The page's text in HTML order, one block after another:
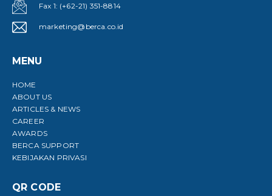
Fax 1: (+62-21) 351-8814
marketing@berca.co.id
MENU
HOME
ABOUT US
ARTICLES & NEWS
CAREER
AWARDS
BERCA SUPPORT
KEBIJAKAN PRIVASI
QR CODE